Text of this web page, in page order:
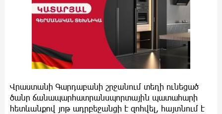
Վրաստանի Գարդաբանի շրջանում տեղի ունեցած
ծանր ճանապարհատրանսպորտային պատահարի
հետևանքով յոթ ադրբեջանցի է զոհվել, հայտնում է